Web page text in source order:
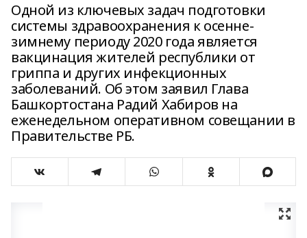
Одной из ключевых задач подготовки
системы здравоохранения к осенне-
зимнему периоду 2020 года является
вакцинация жителей республики от
гриппа и других инфекционных
заболеваний. Об этом заявил Глава
Башкортостана Радий Хабиров на
еженедельном оперативном совещании в
Правительстве РБ.